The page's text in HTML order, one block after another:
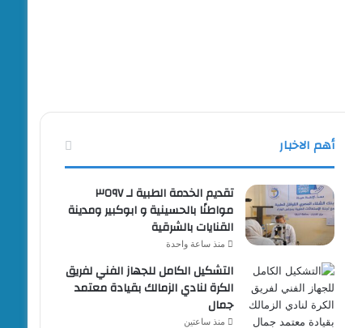
أهم الاخبار
تقديم الخدمة الطبية لـ ٣٥٩٧
مواطنًا بالحسينية و ابوكبير ومدينة
القنايات بالشرقية
منذ ساعة واحدة
التشكيل الكامل للجهاز الفني لفريق
الكرة لنادي الزمالك بقيادة معتمد
جمال
منذ ساعتين